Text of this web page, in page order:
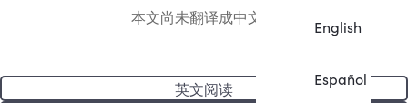
English
Español
本文尚未翻译成中文。
英文阅读